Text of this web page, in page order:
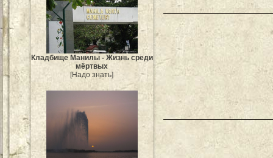
Кладбище Манилы - Жизнь среди
мёртвых
[Надо знать]